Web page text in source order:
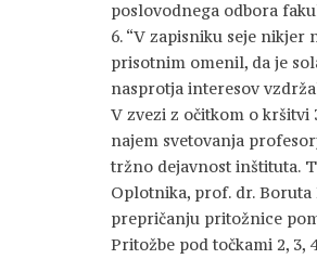
poslovodnega odbora
6. “V zapisniku seje nikjer
prisotnim omenil, da je
nasprotja interesov
V zvezi z očitkom o kršitvi
najem svetovanja
tržno dejavnost inštituta.
Oplotnika, prof. dr.
prepričanju pritožnice
Pritožbe pod točkami 2, 3,